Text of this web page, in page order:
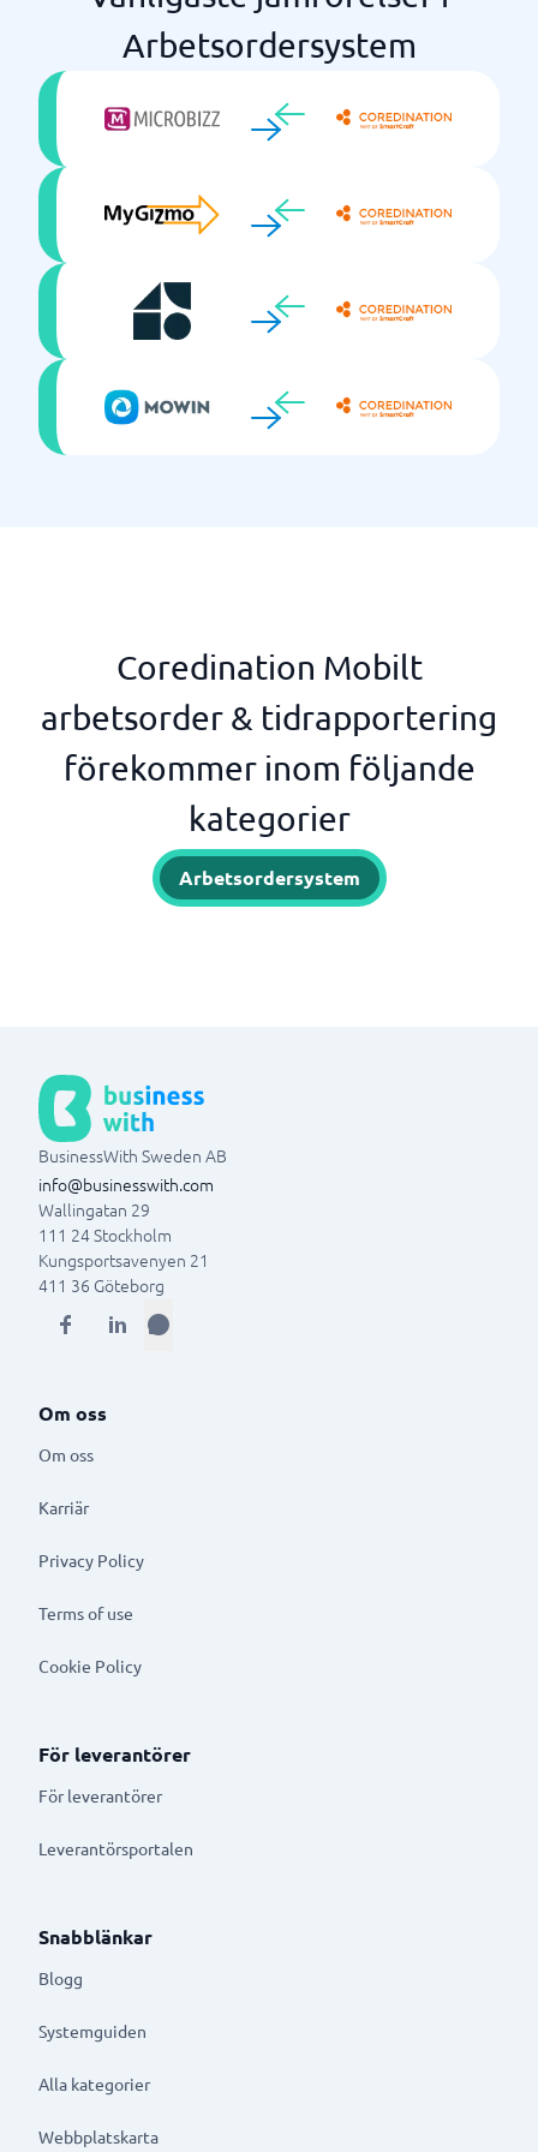
Arbetsordersystem
Coredination Mobilt
arbetsorder & tidrapportering
förekommer inom följande
kategorier
Arbetsordersystem
BusinessWith Sweden AB
info@businesswith.com
Wallingatan 29
111 24Stockholm
Kungsportsavenyen 21
411 36 Göteborg
Om oss
Om oss
Karriär
Privacy Policy
Terms of use
Cookie Policy
För leverantörer
För leverantörer
Leverantörsportalen
Snabblänkar
Blogg
Systemguiden
Alla kategorier
Webbplatskarta